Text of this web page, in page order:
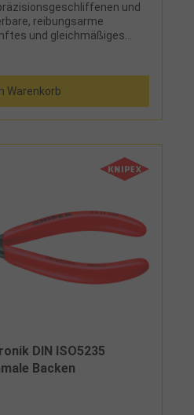
und
reibungsarme
und gleichmäßiges
Warenkorb
DIN ISO5235
Backen